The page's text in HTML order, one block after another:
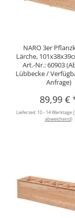
NARO 3er
Lärche,
Art.-Nr.: 60903
Lübbecke /
Anfrage)
89,99 €
Lieferzeit: 10 - 14 Werktage
abweichend)